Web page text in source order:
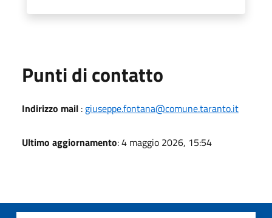
Punti di contatto
Indirizzo mail : giuseppe.fontana@comune.taranto.it
Ultimo aggiornamento: 4 maggio 2026, 15:54